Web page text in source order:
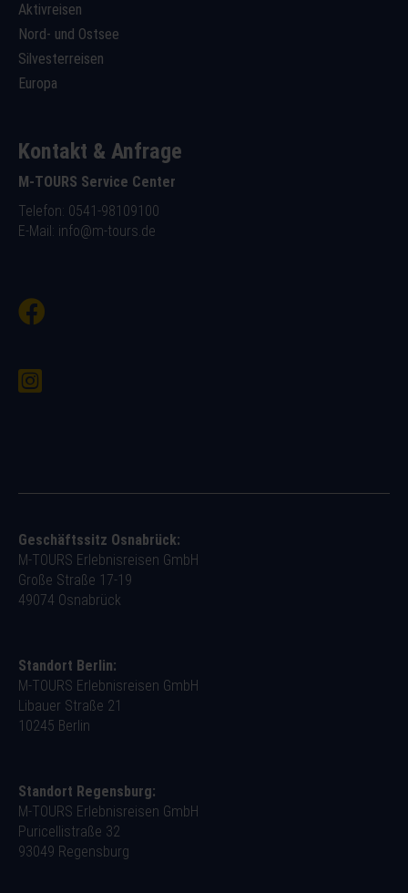
Aktivreisen
Nord- und Ostsee
Silvesterreisen
Europa
Kontakt & Anfrage
M-TOURS Service Center
Telefon: 0541-98109100
E-Mail: info@m-tours.de
Geschäftssitz Osnabrück:
M-TOURS Erlebnisreisen GmbH
Große Straße 17-19
49074 Osnabrück
Standort Berlin:
M-TOURS Erlebnisreisen GmbH
Libauer Straße 21
10245 Berlin
Standort Regensburg:
M-TOURS Erlebnisreisen GmbH
Puricellistraße 32
93049 Regensburg